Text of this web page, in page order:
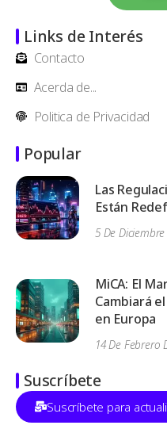
Links de Interés
Contacto
Acerda de...
Politica de Privacidad
Popular
Las
Están
5 De
MiCA: El
Cambiará
en Europa
14 De Febrero
Suscríbete
Suscríbete para